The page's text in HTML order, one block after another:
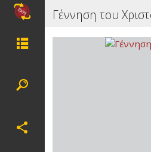
Γέννηση του